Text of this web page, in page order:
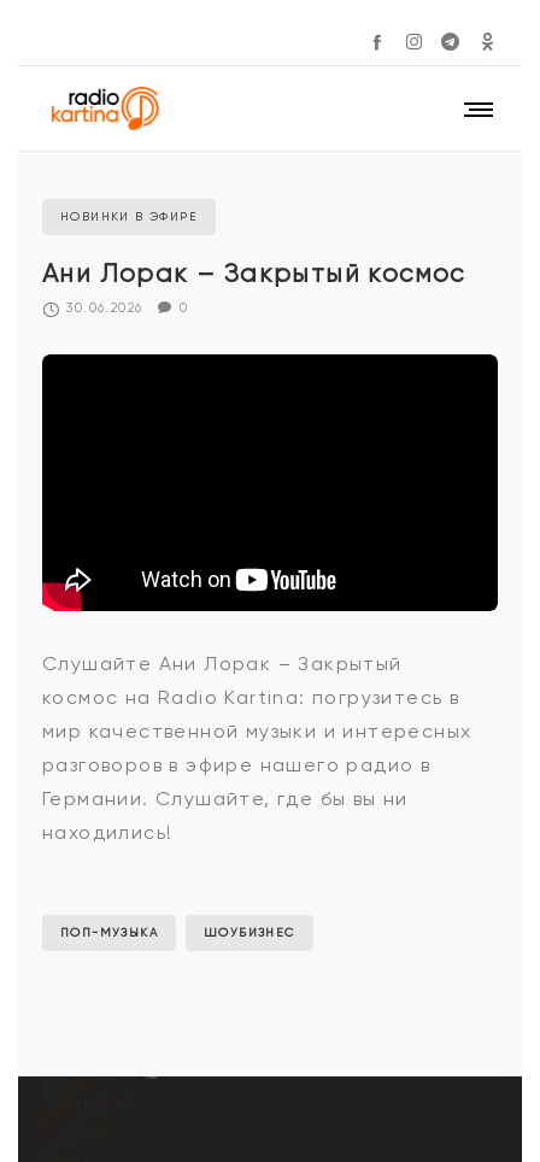
НОВИНКИ В ЭФИРЕ
Ани Лорак – Закрытый космос
30.06.2026 0
Ани
Лорак
-
Слушайте Ани Лорак – Закрытый
космос на Radio Kartina: погрузитесь в
мир качественной музыки и интересных
разговоров в эфире нашего радио в
Германии. Слушайте, где бы вы ни
находились!
ПОП-МУЗЫКА ШОУБИЗНЕС